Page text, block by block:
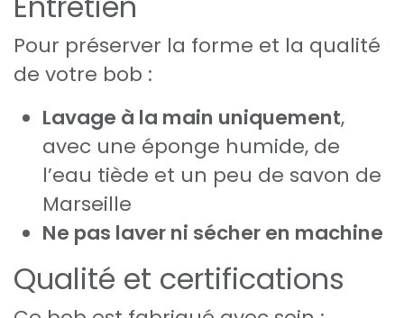
Pour préserver la forme et la qualité
de votre bob :
Lavage à la main uniquement,
avec une éponge humide, de
l’eau tiède et un peu de savon de
Marseille
Ne pas laver ni sécher en machine
Qualité et certifications